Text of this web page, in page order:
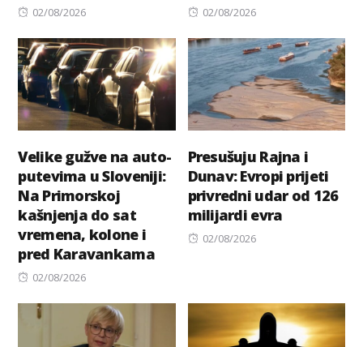
Posted
02/08/2026
Posted
02/08/2026
Velike gužve na auto-
putevima u Sloveniji:
Na Primorskoj
kašnjenja do sat
vremena, kolone i
pred Karavankama
Posted
02/08/2026
Presušuju Rajna i
Dunav: Evropi prijeti
privredni udar od 126
milijardi evra
Posted
02/08/2026